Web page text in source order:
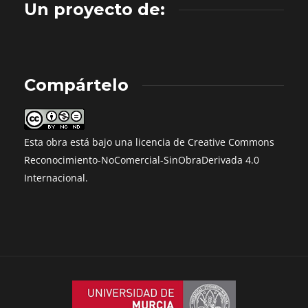
Un proyecto de:
Compártelo
Esta obra está bajo una licencia de Creative Commons
Reconocimiento-NoComercial-SinObraDerivada 4.0
Internacional.